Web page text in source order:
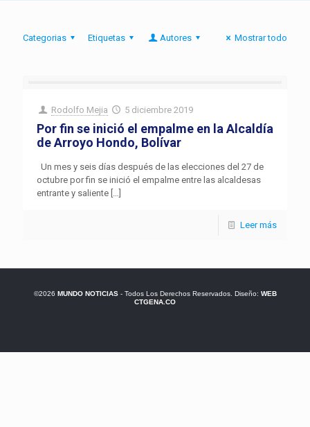
Categorias Etiquetas Autores Mostrar todo
Rodolfo Mejia 5 diciembre 2019
Por fin se inició el empalme en la Alcaldía
de Arroyo Hondo, Bolívar
Un mes y seis días después de las elecciones del 27 de
octubre por fin se inició el empalme entre las alcaldesas
entrante y saliente […]
Leer más
©2026 MUNDO NOTICIAS- Todos Los Derechos Reservados. Diseño: WEB
CTGENA.CO